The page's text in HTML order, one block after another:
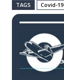
TAGS Covid-19